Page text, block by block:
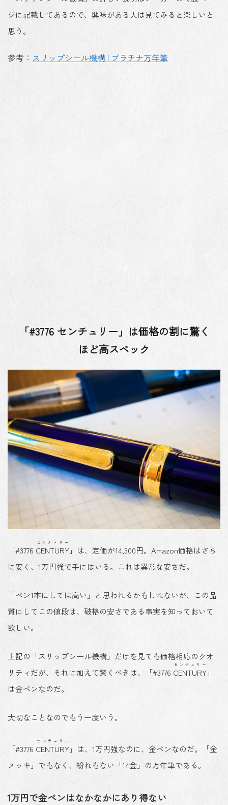
ジに記載してあるので、興味がある人は見てみると楽しいと
思う。
参考： スリップシール機構 | プラチナ万年筆
「#3776 センチュリー」は価格の割に驚く
ほど高スペック
「#3776 CENTURY
センチュリー
」は、定価が14,300円。Amazon価格はさら
に安く、1万円強で手にはいる。これは異常な安さだ。
「ペン1本にしては高い」と思われるかもしれないが、
この品
質にしてこの値段は、破格の安さである事実を知っておいて
欲しい。
上記の「スリップシール機構」だけを見ても価格相応のクオ
リティだが、それに加えて驚くべきは、「#3776 CENTURY
センチュリー
」
は金ペンなのだ。
大切なことなのでもう一度いう。
「#3776 CENTURY
センチュリー
」は、 1万円強なのに、金ペンなのだ。「金
メッキ」でもなく、紛れもない 「14金」の万年筆である。
1万円で金ペンはなかなかにあり得ない